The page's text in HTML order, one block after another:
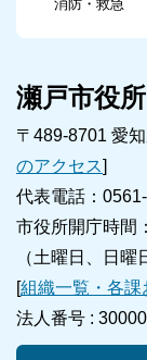
消防・救急
瀬戸市役所
〒489-8701 愛
のアクセス]
代表電話：
市役所開庁時間
（土曜日、日曜
[組織一覧・各
法人番号 :